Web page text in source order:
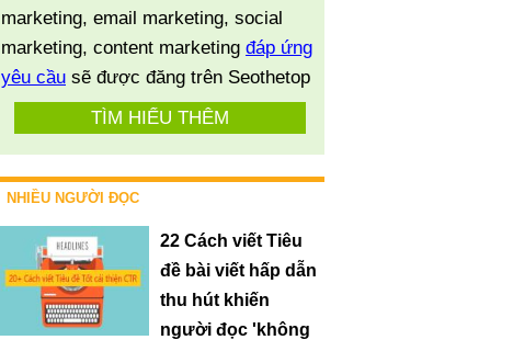
marketing, email marketing, social
marketing, content marketing đáp ứng
yêu cầu sẽ được đăng trên Seothetop
TÌM HIỂU THÊM
NHIỀU NGƯỜI ĐỌC
22 Cách viết Tiêu
đề bài viết hấp dẫn
thu hút khiến
người đọc 'không